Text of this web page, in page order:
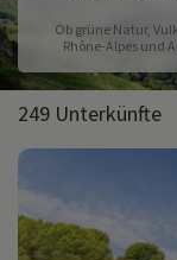
Ob grüne Natur,
Rhône-Alpes und
249 Unterkünfte